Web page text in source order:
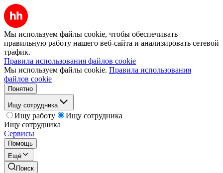
Мы используем файлы cookie, чтобы обеспечивать
правильную работу нашего веб-сайта и анализировать сетевой
трафик.
Правила использования файлов cookie
Мы используем файлы cookie. Правила использования
файлов cookie
Понятно
Ищу сотрудника
Ищу работу
Ищу сотрудника
Ищу сотрудника
Сервисы
Помощь
Ещё
Поиск